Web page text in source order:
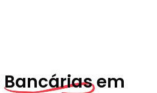
Bancárias em